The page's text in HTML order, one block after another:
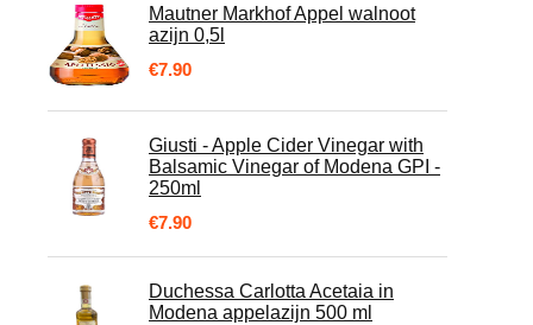
Mautner Markhof Appel walnoot
azijn 0,5l
€7.90
Giusti - Apple Cider Vinegar with
Balsamic Vinegar of Modena GPI -
250ml
€7.90
Duchessa Carlotta Acetaia in
Modena appelazijn 500 ml